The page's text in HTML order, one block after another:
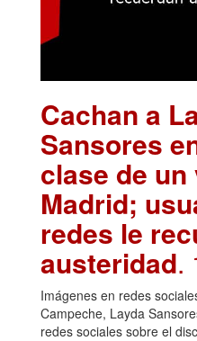
Cachan a
Sansores
clase de un
Madrid;
redes le
austeridad.
Imágenes en redes
Campeche, Layda
redes sociales sobre el